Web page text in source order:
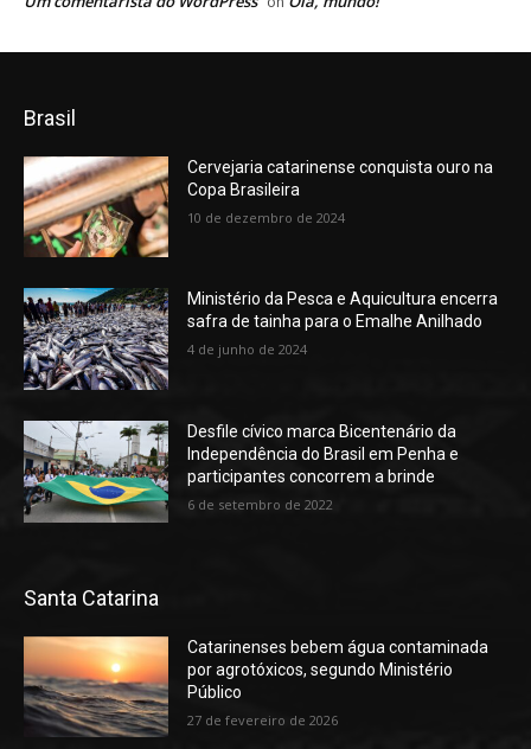
Brasil
Cervejaria catarinense conquista ouro na
Copa Brasileira
10 de dezembro de 2024
Ministério da Pesca e Aquicultura encerra
safra de tainha para o Emalhe Anilhado
4 de junho de 2024
Desfile cívico marca Bicentenário da
Independência do Brasil em Penha e
participantes concorrem a brinde
6 de setembro de 2022
Santa Catarina
Catarinenses bebem água contaminada
por agrotóxicos, segundo Ministério
Público
27 de fevereiro de 2026